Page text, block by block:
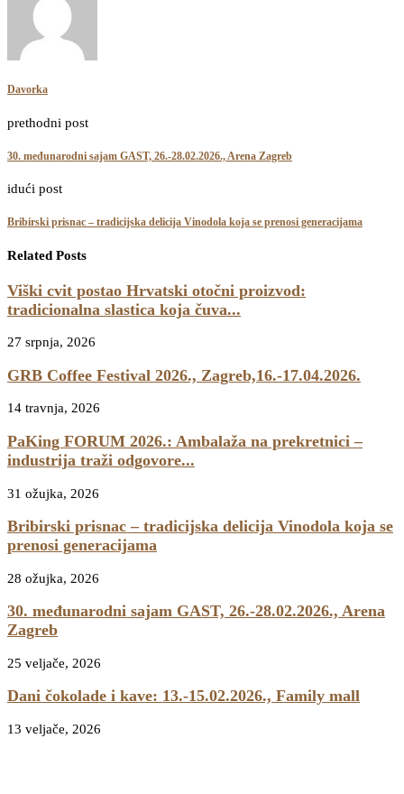
Davorka
prethodni post
30. međunarodni sajam GAST, 26.-28.02.2026., Arena Zagreb
idući post
Bribirski prisnac – tradicijska delicija Vinodola koja se prenosi generacijama
Related Posts
Viški cvit postao Hrvatski otočni proizvod:
tradicionalna slastica koja čuva...
27 srpnja, 2026
GRB Coffee Festival 2026., Zagreb,16.-17.04.2026.
14 travnja, 2026
PaKing FORUM 2026.: Ambalaža na prekretnici –
industrija traži odgovore...
31 ožujka, 2026
Bribirski prisnac – tradicijska delicija Vinodola koja se
prenosi generacijama
28 ožujka, 2026
30. međunarodni sajam GAST, 26.-28.02.2026., Arena
Zagreb
25 veljače, 2026
Dani čokolade i kave: 13.-15.02.2026., Family mall
13 veljače, 2026